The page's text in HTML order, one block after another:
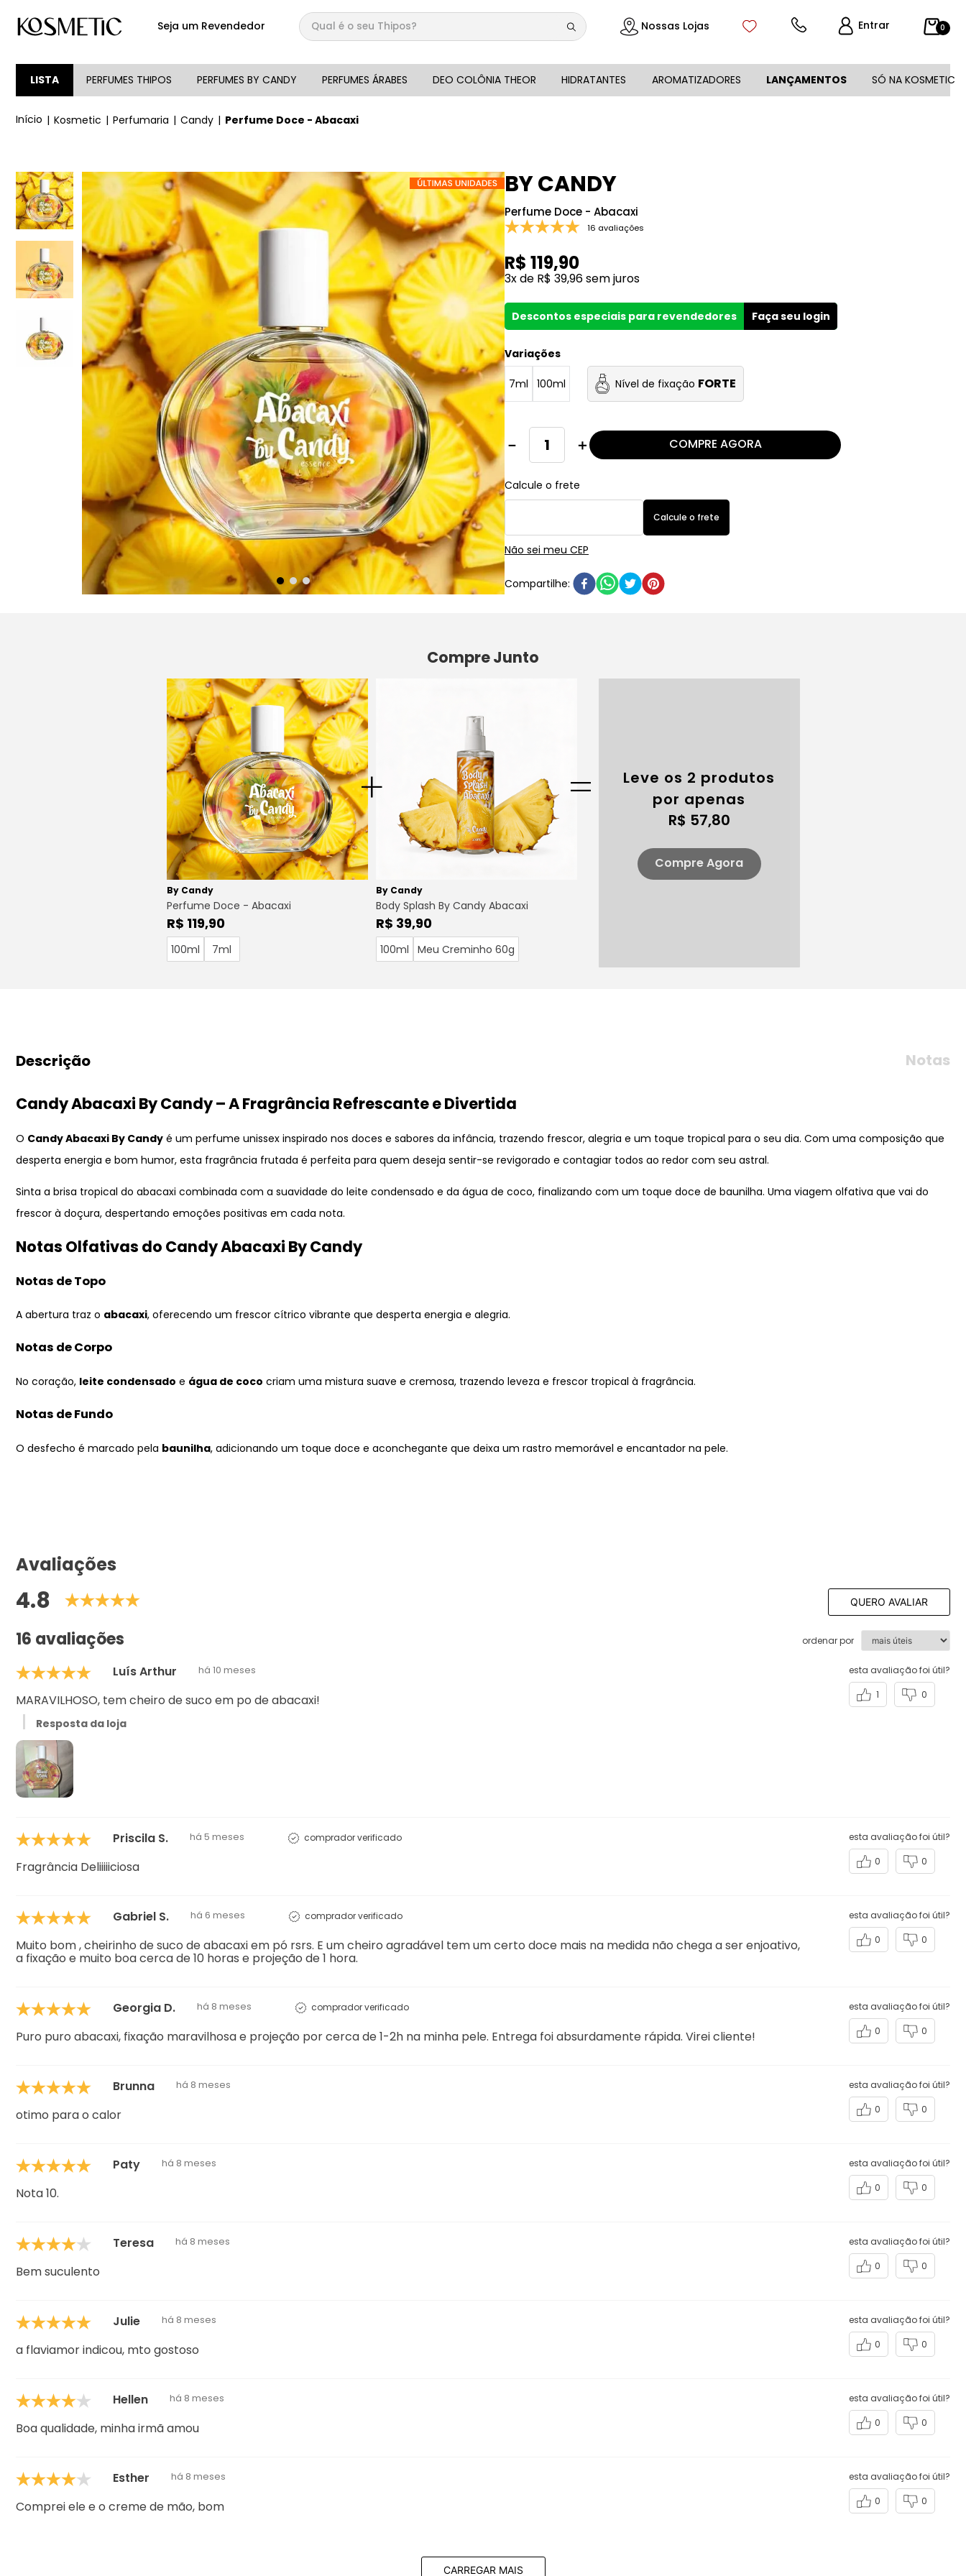
Seja um Revendedor
Qual é o seu Thipos?
Nossas Lojas Entrar 0
LISTA PERFUMES THIPOS PERFUMES BY CANDY PERFUMES ÁRABES DEO COLÔNIA THEOR HIDRATANTES AROMATIZADORES LANÇAMENTOS SÓ NA KOSMETIC
Kosmetic Perfumaria Candy Perfume Doce - Abacaxi
BY CANDY
Perfume Doce - Abacaxi
16 avaliações
R$ 119,90
3x de R$ 39,96sem juros
Descontos especiais para revendedores Faça seu login
Variações
7ml 100ml Nível de fixação FORTE
＋
－ COMPRE AGORA
Não sei meu CEP
Compre Junto
By Candy
Perfume Doce - Abacaxi
R$ 119,90
100ml 7ml
+
By Candy
Body Splash By Candy Abacaxi
R$ 39,90
100ml Meu Creminho 60g
=
Leve os 2 produtos
por apenas
R$ 57,80
Compre Agora
Descrição Notas
Candy Abacaxi By Candy – A Fragrância Refrescante e Divertida
O Candy Abacaxi By Candy é um perfume unissex inspirado nos doces e sabores da infância, trazendo frescor, alegria e um toque tropical para o seu dia. Com uma composição que
desperta energia e bom humor, esta fragrância frutada é perfeita para quem deseja sentir-se revigorado e contagiar todos ao redor com seu astral.
Sinta a brisa tropical do abacaxi combinada com a suavidade do leite condensado e da água de coco, finalizando com um toque doce de baunilha. Uma viagem olfativa que vai do
frescor à doçura, despertando emoções positivas em cada nota.
Notas Olfativas do Candy Abacaxi By Candy
Notas de Topo
A abertura traz o abacaxi, oferecendo um frescor cítrico vibrante que desperta energia e alegria.
Notas de Corpo
No coração, leite condensado e água de coco criam uma mistura suave e cremosa, trazendo leveza e frescor tropical à fragrância.
Notas de Fundo
O desfecho é marcado pela baunilha, adicionando um toque doce e aconchegante que deixa um rastro memorável e encantador na pele.
Avaliações
4.8 QUERO AVALIAR
16 avaliações ordenar por
Luís Arthur há 10 meses
MARAVILHOSO, tem cheiro de suco em po de abacaxi!
Resposta da loja
esta avaliação foi útil?
1
0
Priscila S. há 5 meses comprador verificado
Fragrância Deliiiiiciosa
esta avaliação foi útil?
0
0
Gabriel S. há 6 meses comprador verificado
Muito bom , cheirinho de suco de abacaxi em pó rsrs. E um cheiro agradável tem um certo doce mais na medida não chega a ser enjoativo,
a fixação e muito boa cerca de 10 horas e projeção de 1 hora.
esta avaliação foi útil?
0
0
Georgia D. há 8 meses comprador verificado
Puro puro abacaxi, fixação maravilhosa e projeção por cerca de 1-2h na minha pele. Entrega foi absurdamente rápida. Virei cliente!
esta avaliação foi útil?
0
0
Brunna há 8 meses
otimo para o calor
esta avaliação foi útil?
0
0
Paty há 8 meses
Nota 10.
esta avaliação foi útil?
0
0
Teresa há 8 meses
Bem suculento
esta avaliação foi útil?
0
0
Julie há 8 meses
a flaviamor indicou, mto gostoso
esta avaliação foi útil?
0
0
Hellen há 8 meses
Boa qualidade, minha irmã amou
esta avaliação foi útil?
0
0
Esther há 8 meses
Comprei ele e o creme de mão, bom
esta avaliação foi útil?
0
0
CARREGAR MAIS
1 º
144
3
146
5º
6º
box
7º
107
8
105
º
108
10 º 101